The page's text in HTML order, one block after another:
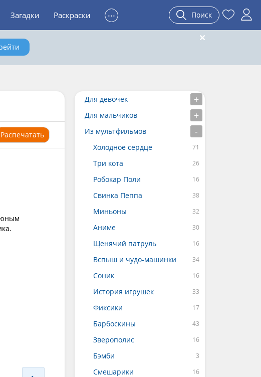
Загадки Раскраски ... Поиск
Распечатать
юным
Для девочек
Для мальчиков
Из мультфильмов
Холодное сердце
Три кота
Робокар Поли
Свинка Пеппа
Миньоны
Аниме
Щенячий патруль
Вспыш и чудо-машинки
Соник
История игрушек
Фиксики
Барбоскины
Зверополис
Бэмби
Смешарики